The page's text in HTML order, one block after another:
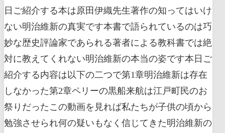
日ご紹介する本は原田伊織先生著作の知ってはいけ
ない明治維新の真実です本書で語られているのは巧
妙な歴史評論家であられる著者による教科書では絶
対に教えてくれない明治維新の本当の姿です本日ご
紹介する内容は以下の二つで第1章明治維新は存在
しなかった第2章ペリーの黒船来航は江戸町民のお
祭りだったこの動画を見れば私たちが子供の頃から
勉強させられ何の疑いもなく信じてきた明治維新の